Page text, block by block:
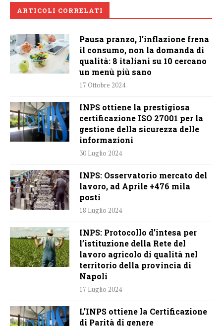
ARTICOLI CORRELATI
Pausa pranzo, l’inflazione frena
il consumo, non la domanda di
qualità: 8 italiani su 10 cercano
un menù più sano
17 Ottobre 2024
INPS ottiene la prestigiosa
certificazione ISO 27001 per la
gestione della sicurezza delle
informazioni
30 Luglio 2024
INPS: Osservatorio mercato del
lavoro, ad Aprile +476 mila
posti
18 Luglio 2024
INPS: Protocollo d’intesa per
l’istituzione della Rete del
lavoro agricolo di qualità nel
territorio della provincia di
Napoli
17 Luglio 2024
L’INPS ottiene la Certificazione
di Parità di genere